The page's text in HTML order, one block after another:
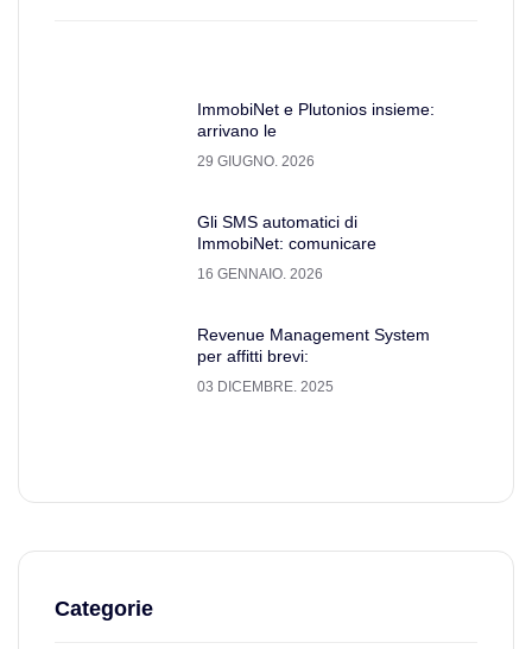
ImmobiNet e Plutonios insieme:
arrivano le
29 GIUGNO. 2026
Gli SMS automatici di
ImmobiNet: comunicare
16 GENNAIO. 2026
Revenue Management System
per affitti brevi:
03 DICEMBRE. 2025
Categorie